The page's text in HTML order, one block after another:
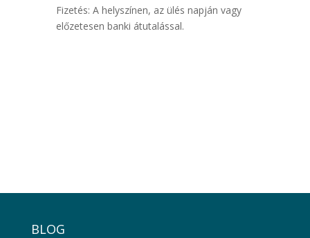
Fizetés: A helyszínen, az ülés napján vagy
előzetesen banki átutalással.
BLOG